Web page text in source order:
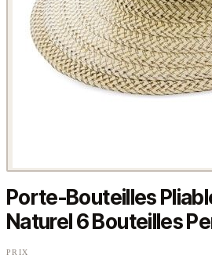
Porte-Bouteilles
Naturel 6 Bouteilles
PRIX